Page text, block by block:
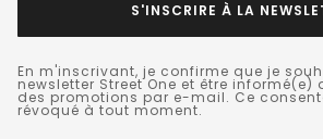
S'INSCRIRE À LA
En m'inscrivant, je confirme que je
newsletter Street One et être informé(e)
des promotions par e-mail. Ce
révoqué à tout moment.